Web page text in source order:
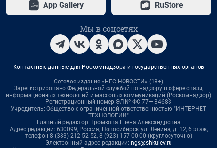
App Gallery RuStore
Мы в соцсетях
Контактные данные для Роскомнадзора и государственных органов
Сетевое издание «НГС.НОВОСТИ» (18+)
Зарегистрировано Федеральной службой по надзору в сфере связи,
информационных технологий и массовых коммуникаций (Роскомнадзор)
Регистрационный номер ЭЛ № ФС 77— 84683
Учредитель: Общество с ограниченной ответственностью "ИНТЕРНЕТ
ТЕХНОЛОГИИ"
Главный редактор: Громкова Елена Александровна
Адрес редакции: 630099, Россия, Новосибирск, ул. Ленина, д. 12, 6 этаж,
телефон 8 (383) 212-52-52, 8 (923) 157-00-00 (круглосуточно)
Электронный адрес редакции: ngs@shkulev.ru